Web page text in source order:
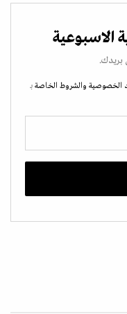
الاسبوعية
بريدك.
الخصوصية والشروط الخاصة بـ